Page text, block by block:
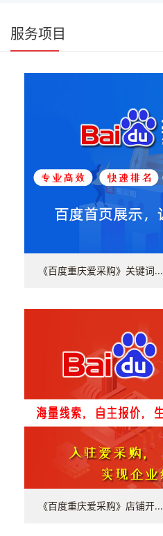
服务项目
《百度重庆爱采购》关键词...
《百度重庆爱采购》店铺开...